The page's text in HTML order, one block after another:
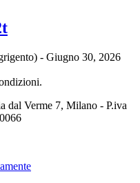
- Giugno 30, 2026
dal Verme 7, Milano - P.iva